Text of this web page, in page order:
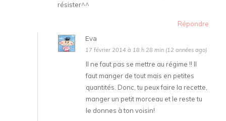
résister^^
Répondre
Eva
17 février 2014 à 18 h 28 min (12 années ago)
Il ne faut pas se mettre au régime !! Il
faut manger de tout mais en petites
quantités. Donc, tu peux faire la recette,
manger un petit morceau et le reste tu
le donnes à ton voisin!